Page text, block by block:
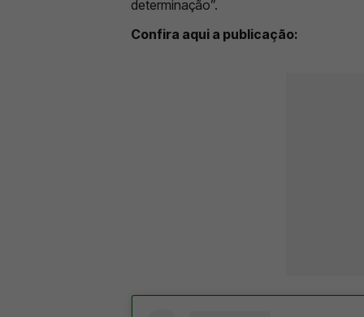
determinação”.
Confira aqui a publicação: